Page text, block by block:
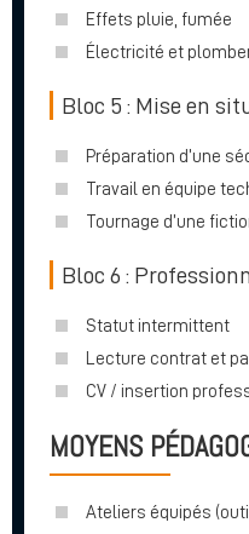
Effets pluie, fumée
Électricité et
Bloc 5 : Mise en
Préparation d’une
Travail en équipe
Tournage d’une
Bloc 6 :
Statut intermittent
Lecture contrat et
CV / insertion
MOYENS
Ateliers équipés